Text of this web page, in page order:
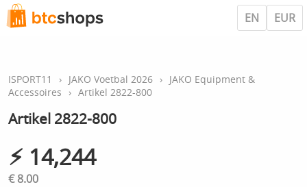
EN EUR
ISPORT11 › JAKO Voetbal 2026 › JAKO Equipment &
Accessoires
› Artikel 2822-800
Artikel 2822-800
⚡︎ 14,244
€ 8.00